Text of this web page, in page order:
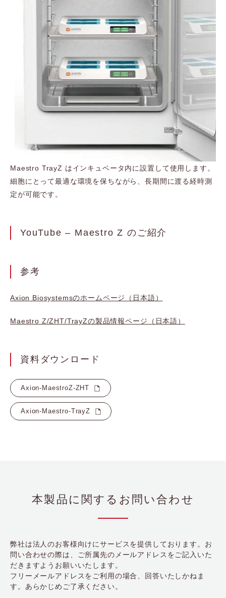
Maestro TrayZ はインキュベータ内に設置して使用します。
細胞にとって最適な環境を保ちながら、長期間に渡る経時測
定が可能です。
YouTube – Maestro Z のご紹介
参考
Axion Biosystemsのホームページ（日本語）
Maestro Z/ZHT/TrayZの製品情報ページ（日本語）
資料ダウンロード
Axion-MaestroZ-ZHT
Axion-Maestro-TrayZ
本製品に関するお問い合わせ
弊社は法人のお客様向けにサービスを提供しております。お
問い合わせの際は、ご所属先のメールアドレスをご記入いた
だきますようお願いいたします。
フリーメールアドレスをご利用の場合、回答いたしかねま
す。あらかじめご了承ください。